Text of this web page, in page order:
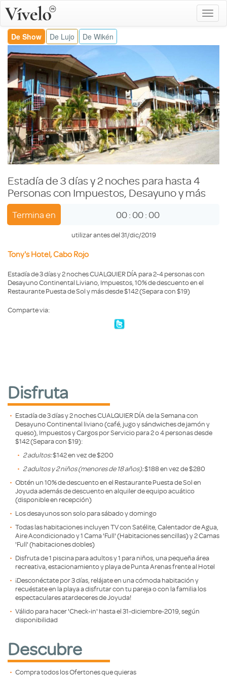
De Show De Lujo De Wikén
Estadía de 3 días y 2 noches para hasta 4
Personas con Impuestos, Desayuno y más
Termina en 00: 00: 00
utilizar antes del 31/dic/2019
Tony's Hotel, Cabo Rojo
Estadía de 3 días y 2 noches CUALQUIER DÍA para 2-4 personas con
Desayuno Continental Liviano, Impuestos, 10% de descuento en el
Restaurante Puesta de Sol y más desde $142 (Separa con $19)
Comparte via:
Disfruta
Estadía de 3 días y 2 noches CUALQUIER DÍA de la Semana con
Desayuno Continental liviano (café, jugo y sándwiches de jamón y
queso), Impuestos y Cargos por Servicio para 2 o 4 personas desde
$142 (Separa con $19):
2 adultos:$142 en vez de $200
2 adultos y 2 niños (menores de 18 años):$188 en vez de $280
Obtén un 10% de descuento en el Restaurante Puesta de Sol en
Joyuda además de descuento en alquiler de equipo acuático
(disponible en recepción)
Los desayunos son solo para sábado y domingo
Todas las habitaciones incluyen TV con Satélite, Calentador de Agua,
Aire Acondicionado y 1 Cama 'Full' (Habitaciones sencillas) y 2 Camas
'Full' (habitaciones dobles)
Disfruta de 1 piscina para adultos y 1 para niños, una pequeña área
recreativa, estacionamiento y playa de Punta Arenas frente al Hotel
¡Desconéctate por 3 días, relájate en una cómoda habitación y
recuéstate en la playa a disfrutar con tu pareja o con la familia los
espectaculares atardeceres de Joyuda!
Válido para hacer 'Check-in' hasta el 31-diciembre-2019, según
disponibilidad
Descubre
Compra todos los Ofertones que quieras